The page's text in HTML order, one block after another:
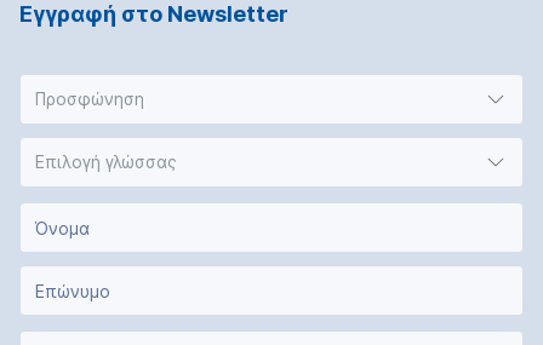
Εγγραφή στο Νewsletter
Προσφώνηση
Επιλογή γλώσσας